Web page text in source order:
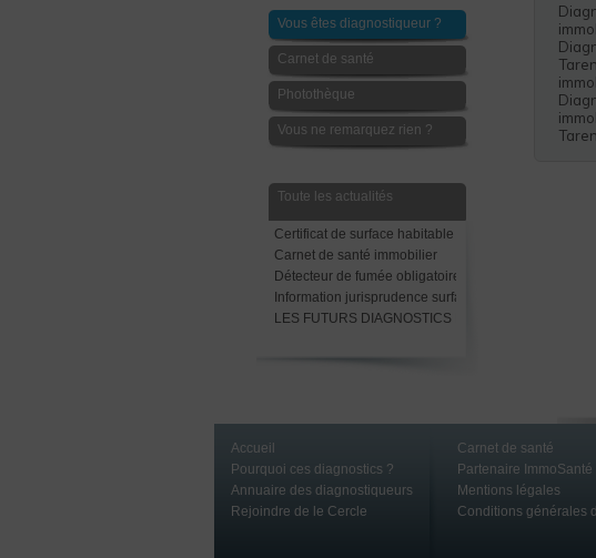
Vous êtes diagnostiqueur ?
Carnet de santé
Photothèque
Vous ne remarquez rien ?
Toute les actualités
Certificat de surface habitable
Carnet de santé immobilier
Détecteur de fumée obligatoire avant le 8 mars 2015
Information jurisprudence surface Carrez
LES FUTURS DIAGNOSTICS LOCATIFS
Accueil
Pourquoi ces diagnostics ?
Annuaire des diagnostiqueurs
Rejoindre de le Cercle
Carnet de santé
Partenaire ImmoSanté
Mentions légales
Conditions générales